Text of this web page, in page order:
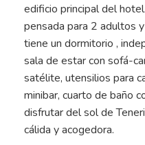
edificio principal del
pensada para 2 adultos
tiene un dormitorio ,
sala de estar con sofá-
satélite, utensilios para
minibar, cuarto de baño
disfrutar del sol de
cálida y acogedora.